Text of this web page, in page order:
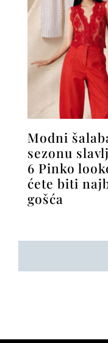
Modni
sezonu
6 Pinko
ćete biti
gošća